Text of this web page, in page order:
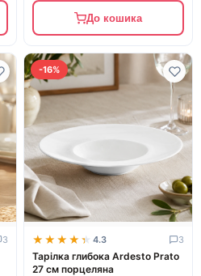
До кошика
3
-16%
★★★★★
★★★★★ 4.3 3
Тарілка глибока Ardesto Prato
27 см порцеляна